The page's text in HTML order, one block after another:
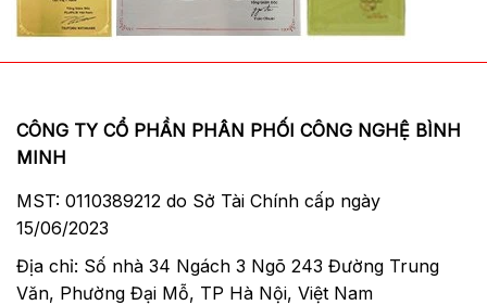
CÔNG TY CỔ PHẦN PHÂN PHỐI CÔNG NGHỆ BÌNH
MINH
MST: 0110389212 do Sở Tài Chính cấp ngày
15/06/2023
Địa chỉ: Số nhà 34 Ngách 3 Ngõ 243 Đường Trung
Văn, Phường Đại Mỗ, TP Hà Nội, Việt Nam